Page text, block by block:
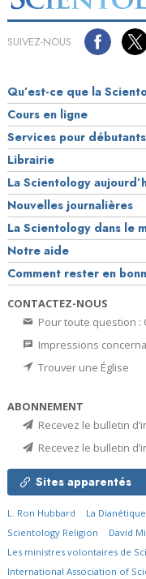
SUIVEZ-NOUS
Qu’est-ce que la
Cours en ligne
Services pour débutants
Librairie
La Scientology
Nouvelles journalières
La Scientology dans le
Notre aide
Comment rester en
CONTACTEZ-NOUS
Pour toute question :
Impressions
Trouver une Église
ABONNEMENT
Recevez le bulletin
Recevez le bulletin
Sites apparentés
L. Ron Hubbard La Dianétique
Scientology Religion
David
Les ministres volontaires de
International Association of